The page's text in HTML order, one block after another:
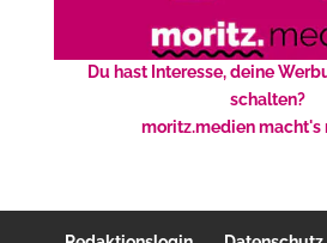
Du hast Interesse, deine
schalten?
moritz.medien macht's